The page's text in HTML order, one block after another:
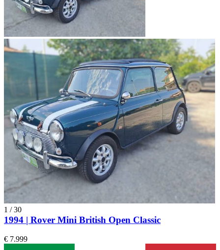
1 /30
1994 | Rover Mini British Open Classic
€ 7.999